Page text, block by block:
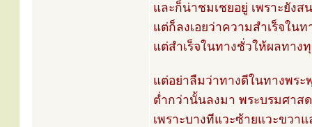
และก็น่าชมเชยอยู่ เพราะยังส
แต่ก็ลงเอยว่าความสำเร็จใน
แต่สำเร็จในทางชั่วให้ผลทา
แต่อย่าลืมว่าทางดีในทางพร
ต่ำกว่านั้นลงมา พระบรมศาส
เพราะบางทีแวะซ้ายแวะขวา